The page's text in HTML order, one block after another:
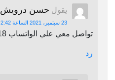
يقول حسن درويش
23 سبتمبر، 2021 الساعة 2:42 ص
تواصل معي علي الواتساب 00249905364318
رد